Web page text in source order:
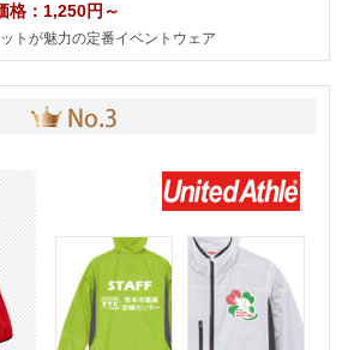
格：1,250円～
トが魅力の定番イベントウェア